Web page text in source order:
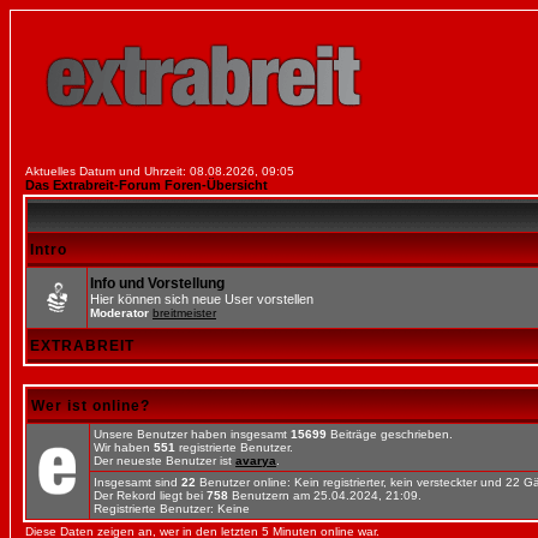
Aktuelles Datum und Uhrzeit: 08.08.2026, 09:05
Das Extrabreit-Forum Foren-Übersicht
Intro
Info und Vorstellung
Hier können sich neue User vorstellen
Moderator breitmeister
EXTRABREIT
Wer ist online?
Unsere Benutzer haben insgesamt 15699 Beiträge geschrieben.
Wir haben 551 registrierte Benutzer.
Der neueste Benutzer ist avarya
Insgesamt sind 22 Benutzer online: Kein registrierter, kein versteckter und 22
Der Rekord liegt bei 758 Benutzern am 25.04.2024, 21:09.
Registrierte Benutzer: Keine
Diese Daten zeigen an, wer in den letzten 5 Minuten online war.